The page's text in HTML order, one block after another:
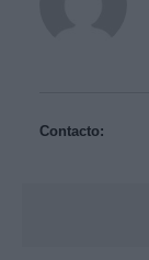
Contacto: